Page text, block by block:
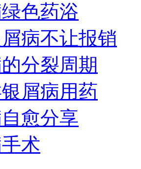
色药浴
病不让报销
分裂周期
屑病用药
愈分享
术